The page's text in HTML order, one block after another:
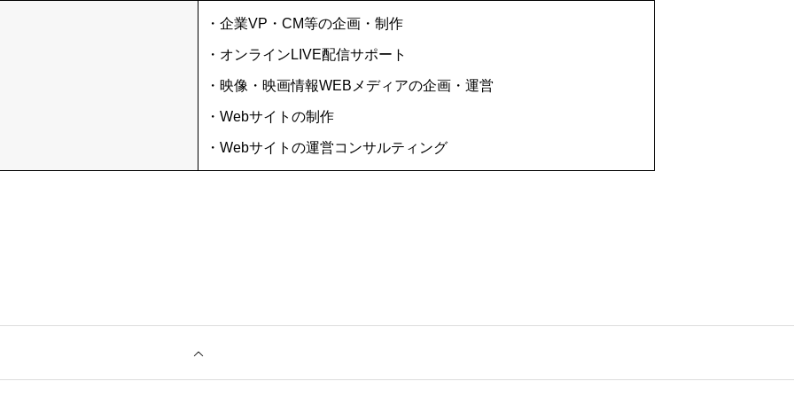
・企業VP・CM等の企画・制作
・オンラインLIVE配信サポート
・映像・映画情報WEBメディアの企画・運営
・Webサイトの制作
・Webサイトの運営コンサルティング